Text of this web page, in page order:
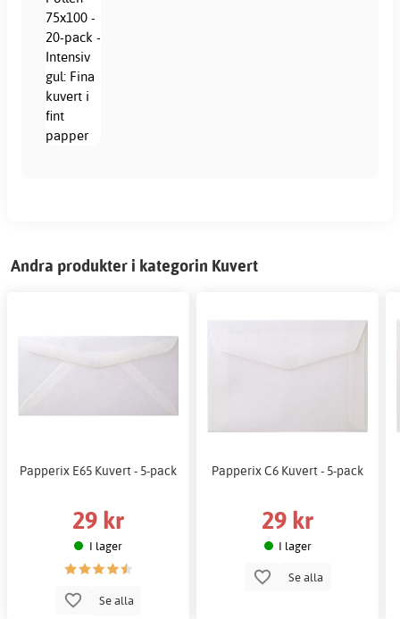
Andra produkter i kategorin Kuvert
Papperix E65 Kuvert - 5-pack
29 kr
I lager
Se alla
Papperix C6 Kuvert - 5-pack
29 kr
I lager
Se alla